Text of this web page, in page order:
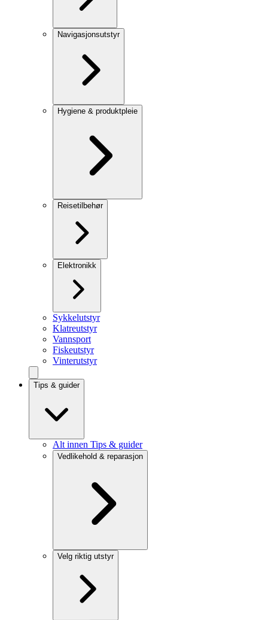
Navigasjonsutstyr
Hygiene & produktpleie
Reisetilbehør
Elektronikk
Sykkelutstyr
Klatreutstyr
Vannsport
Fiskeutstyr
Vinterutstyr
Tips & guider
Alt innen Tips & guider
Vedlikehold & reparasjon
Velg riktig utstyr